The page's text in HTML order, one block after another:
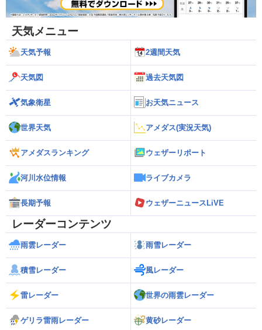
天気メニュー
天気予報 2週間天気
天気図 過去天気図
気象衛星 お天気ニュース
世界天気 アメダス(実況天気)
アメダスランキング ウェザーリポート
河川水位情報 ライブカメラ
長期予報 ウェザーニュースLiVE
レーダーコンテンツ
雨雲レーダー 雨雪レーダー
積雪レーダー 風レーダー
雷レーダー 世界の雨雲レーダー
ゲリラ雷雨レーダー 黄砂レーダー